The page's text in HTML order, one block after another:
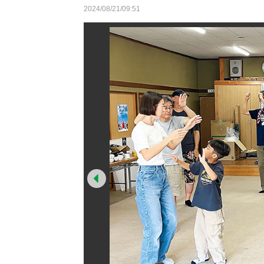
2024/08/21/09:51
Prev